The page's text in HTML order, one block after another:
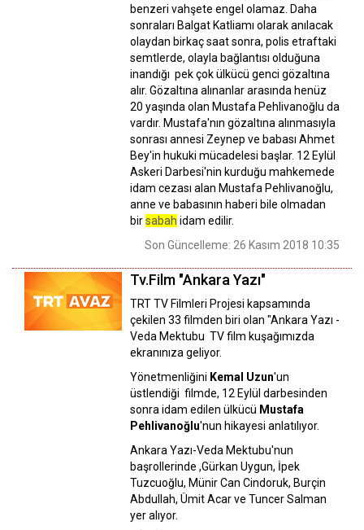
benzeri vahşete engel olamaz. Daha
sonraları Balgat Katliamı olarak anılacak
olaydan birkaç saat sonra, polis etraftaki
semtlerde, olayla bağlantısı olduğuna
inandığı pek çok ülkücü genci gözaltına
alır. Gözaltına alınanlar arasında henüz
20 yaşında olan Mustafa Pehlivanoğlu da
vardır. Mustafa'nın gözaltına alınmasıyla
sonrası annesi Zeynep ve babası Ahmet
Bey'in hukuki mücadelesi başlar. 12 Eylül
Askeri Darbesi'nin kurduğu mahkemede
idam cezası alan Mustafa Pehlivanoğlu,
anne ve babasının haberi bile olmadan
birsabah idam edilir.
Son Güncelleme: 26 Kasım 2018 10:35
Tv.Film "Ankara Yazı"
TRT TV Filmleri Projesi kapsamında
çekilen 33 filmden biri olan "Ankara Yazı -
Veda Mektubu TV film kuşağımızda
ekranınıza geliyor.
Yönetmenliğini Kemal Uzun'un
üstlendiği filmde, 12 Eylül darbesinden
sonra idam edilen ülkücü Mustafa
Pehlivanoğlu'nun hikayesi anlatılıyor.
Ankara Yazı-Veda Mektubu'nun
başrollerinde ,Gürkan Uygun, İpek
Tuzcuoğlu, Münir Can Cindoruk, Burçin
Abdullah, Ümit Acar ve Tuncer Salman
yer alıyor.